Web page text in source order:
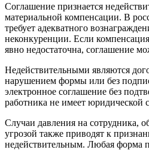
Соглашение признается
материальной компенсации. В
требует адекватного
неконкуренции. Если
явно недостаточна, соглашение
Недействительными являются
нарушением формы или без
электронное соглашение без
работника не имеет юридической
Случаи давления на сотрудника,
угрозой также приводят к
недействительным. Любая форма